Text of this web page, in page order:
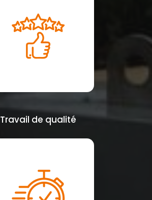
Travail de qualité